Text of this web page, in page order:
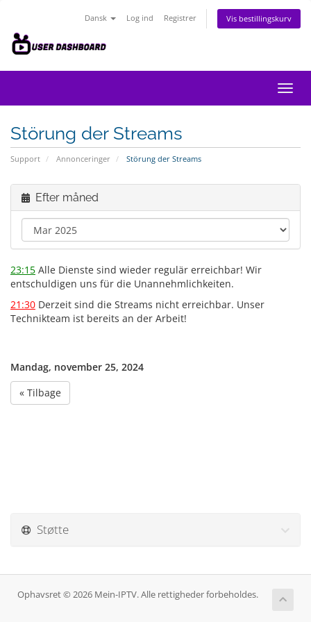
Dansk Log ind Registrer Vis bestillingskurv
Skift
Störung der Streams
Support Annonceringer Störung der Streams
Efter måned
23:15 Alle Dienste sind wieder regulär erreichbar! Wir
entschuldigen uns für die Unannehmlichkeiten.
21:30 Derzeit sind die Streams nicht erreichbar. Unser
Technikteam ist bereits an der Arbeit!
Mandag, november 25, 2024
« Tilbage
Støtte
Ophavsret © 2026 Mein-IPTV. Alle rettigheder forbeholdes.